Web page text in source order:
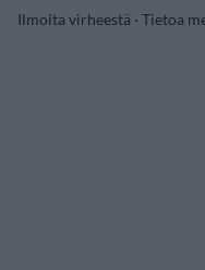
Ilmoita virheestä · Tietoa